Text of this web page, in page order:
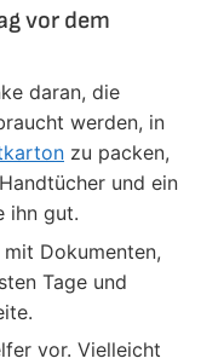
vor dem
daran, die
werden, in
zu packen,
und ein
ihn gut.
mit Dokumenten,
Tage und
vor. Vielleicht